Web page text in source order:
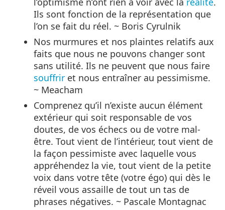
Ils sont fonction de la représentation que
l’on se fait du réel. ~ Boris Cyrulnik
Nos murmures et nos plaintes relatifs aux
faits que nous ne pouvons changer sont
sans utilité. Ils ne peuvent que nous faire
souffrir et nous entraîner au pessimisme.
~ Meacham
Comprenez qu’il n’existe aucun élément
extérieur qui soit responsable de vos
doutes, de vos échecs ou de votre mal-
être. Tout vient de l’intérieur, tout vient de
la façon pessimiste avec laquelle vous
appréhendez la vie, tout vient de la petite
voix dans votre tête (votre égo) qui dès le
réveil vous assaille de tout un tas de
phrases négatives. ~ Pascale Montagnac